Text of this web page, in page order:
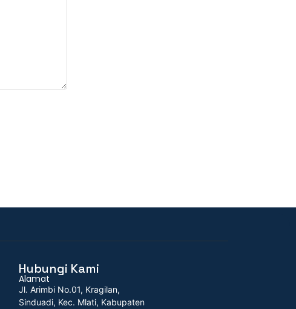
Hubungi Kami
Alamat
Jl. Arimbi No.01, Kragilan,
Sinduadi, Kec. Mlati, Kabupaten